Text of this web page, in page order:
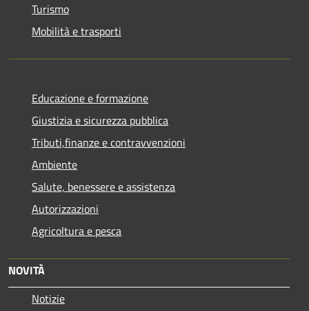
Turismo
Mobilità e trasporti
Educazione e formazione
Giustizia e sicurezza pubblica
Tributi,finanze e contravvenzioni
Ambiente
Salute, benessere e assistenza
Autorizzazioni
Agricoltura e pesca
NOVITÀ
Notizie